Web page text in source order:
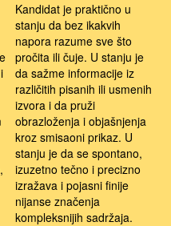
Kandidat je praktično u
stanju da bez ikakvih
napora razume sve što
pročita ili čuje. U stanju je
da sažme informacije iz
različitih pisanih ili usmenih
izvora i da pruži
obrazloženja i objašnjenja
kroz smisaoni prikaz. U
stanju je da se spontano,
izuzetno tečno i precizno
izražava i pojasni finije
nijanse značenja
kompleksnijih sadržaja.